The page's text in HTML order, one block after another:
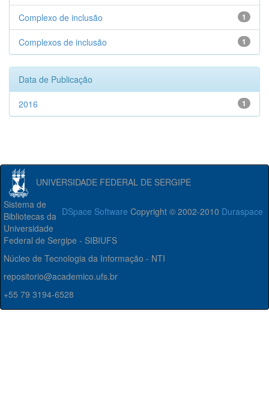
1
Complexo de inclusão
1
Complexos de inclusão
Data de Publicação
1
2016
UNIVERSIDADE FEDERAL DE SERGIPE
DSpace Software Copyright © 2002-2010 Duraspace
Sistema de
Bibliotecas da
Universidade
Federal de Sergipe - SIBIUFS
Núcleo de Tecnologia da Informação - NTI
repositorio@academico.ufs.br
+55 79 3194-6528